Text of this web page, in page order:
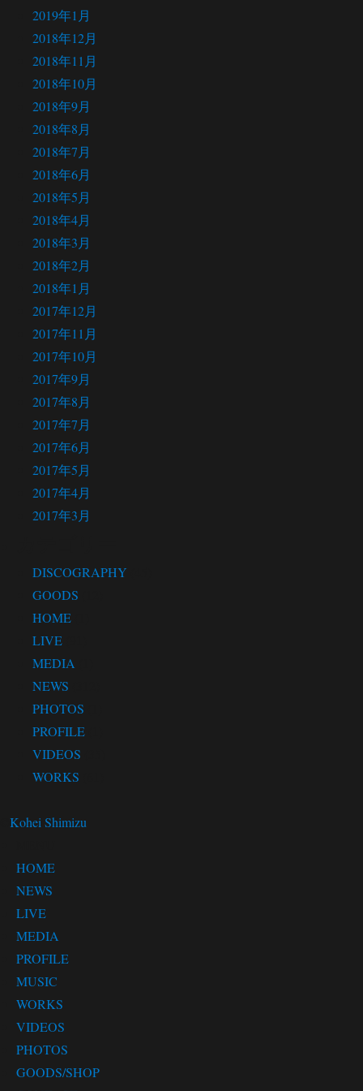
2019年1月
2018年12月
2018年11月
2018年10月
2018年9月
2018年8月
2018年7月
2018年6月
2018年5月
2018年4月
2018年3月
2018年2月
2018年1月
2017年12月
2017年11月
2017年10月
2017年9月
2017年8月
2017年7月
2017年6月
2017年5月
2017年4月
2017年3月
DISCOGRAPHY
GOODS
HOME
LIVE
MEDIA
NEWS
PHOTOS
PROFILE
VIDEOS
WORKS
Kohei Shimizu
HOME
NEWS
LIVE
MEDIA
PROFILE
MUSIC
WORKS
VIDEOS
PHOTOS
GOODS/SHOP